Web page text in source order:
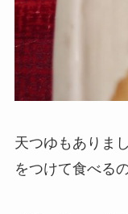
天つゆもありま
をつけて食べる